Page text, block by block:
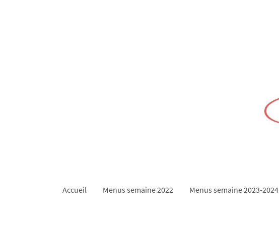
Accueil Menus semaine 2022 Menus semaine 2023-2024